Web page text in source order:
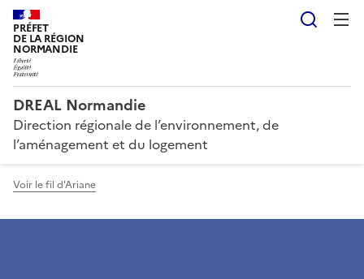
PRÉFET
DE LA RÉGION
NORMANDIE
DREAL Normandie
Direction régionale de l’environnement, de
l’aménagement et du logement
Voir le fil d'Ariane